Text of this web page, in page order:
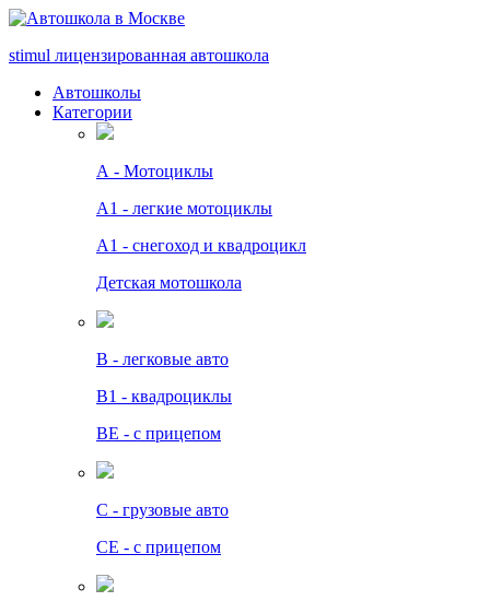
stimul лицензированная автошкола
Автошколы
Категории
А - Мотоциклы
A1 - легкие мотоциклы
A1 - снегоход и квадроцикл
Детская мотошкола
B - легковые авто
В1 - квадроциклы
BE - с прицепом
C - грузовые авто
СЕ - с прицепом